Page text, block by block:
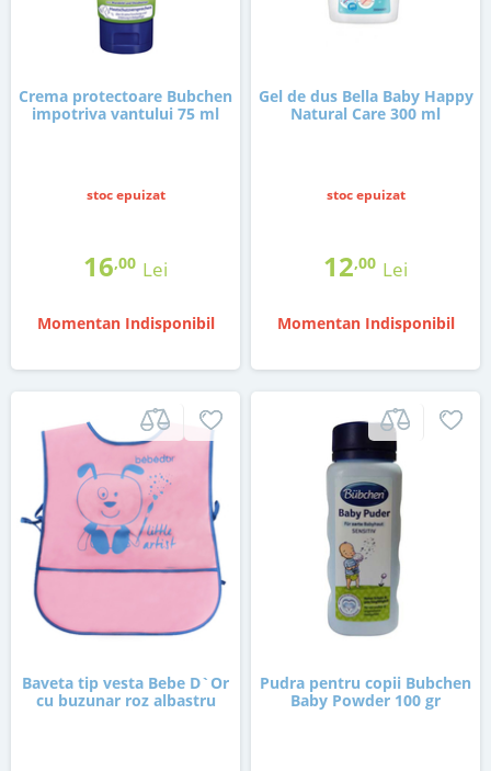
Crema protectoare Bubchen
impotriva vantului 75 ml
stoc epuizat
16,00 Lei
Momentan Indisponibil
Gel de dus Bella Baby Happy
Natural Care 300 ml
stoc epuizat
12,00 Lei
Momentan Indisponibil
Baveta tip vesta Bebe D`Or
cu buzunar roz albastru
Pudra pentru copii Bubchen
Baby Powder 100 gr